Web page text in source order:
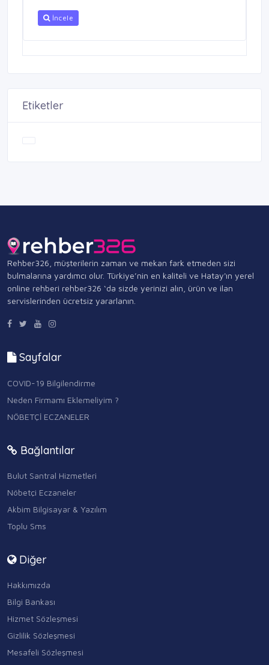
İncele
Etiketler
Rehber326, müşterilerin zaman ve mekan fark etmeden sizi
bulmalarına yardımcı olur. Türkiye’nin en kaliteli ve Hatay'ın yerel
online rehberi rehber326 ‘da sizde yerinizi alın, ürün ve ilan
servislerinden ücretsiz yararlanın.
Sayfalar
COVID-19 Bilgilendirme
Neden Firmamı Eklemeliyim ?
NÖBETÇİ ECZANELER
Bağlantılar
Bulut Santral Hizmetleri
Nöbetçi Eczaneler
Akbim Bilgisayar & Yazılım
Toplu Sms
Diğer
Hakkımızda
Bilgi Bankası
Hizmet Sözleşmesi
Gizlilik Sözleşmesi
Mesafeli Sözleşmesi